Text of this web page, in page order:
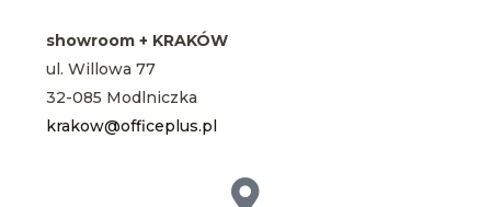
showroom + KRAKÓW
ul. Willowa 77
32-085 Modlniczka
krakow@officeplus.pl